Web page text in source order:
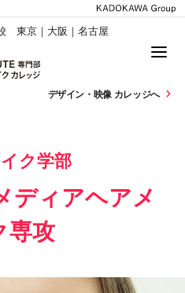
東京｜大阪｜名古屋
デザイン・ 映像 カレッジへ
ク学部
ディアヘアメ
専攻